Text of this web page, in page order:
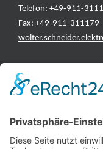
Telefon: +49-911-
Fax: +49-911-311179
INFORMATIONEN
Hersteller